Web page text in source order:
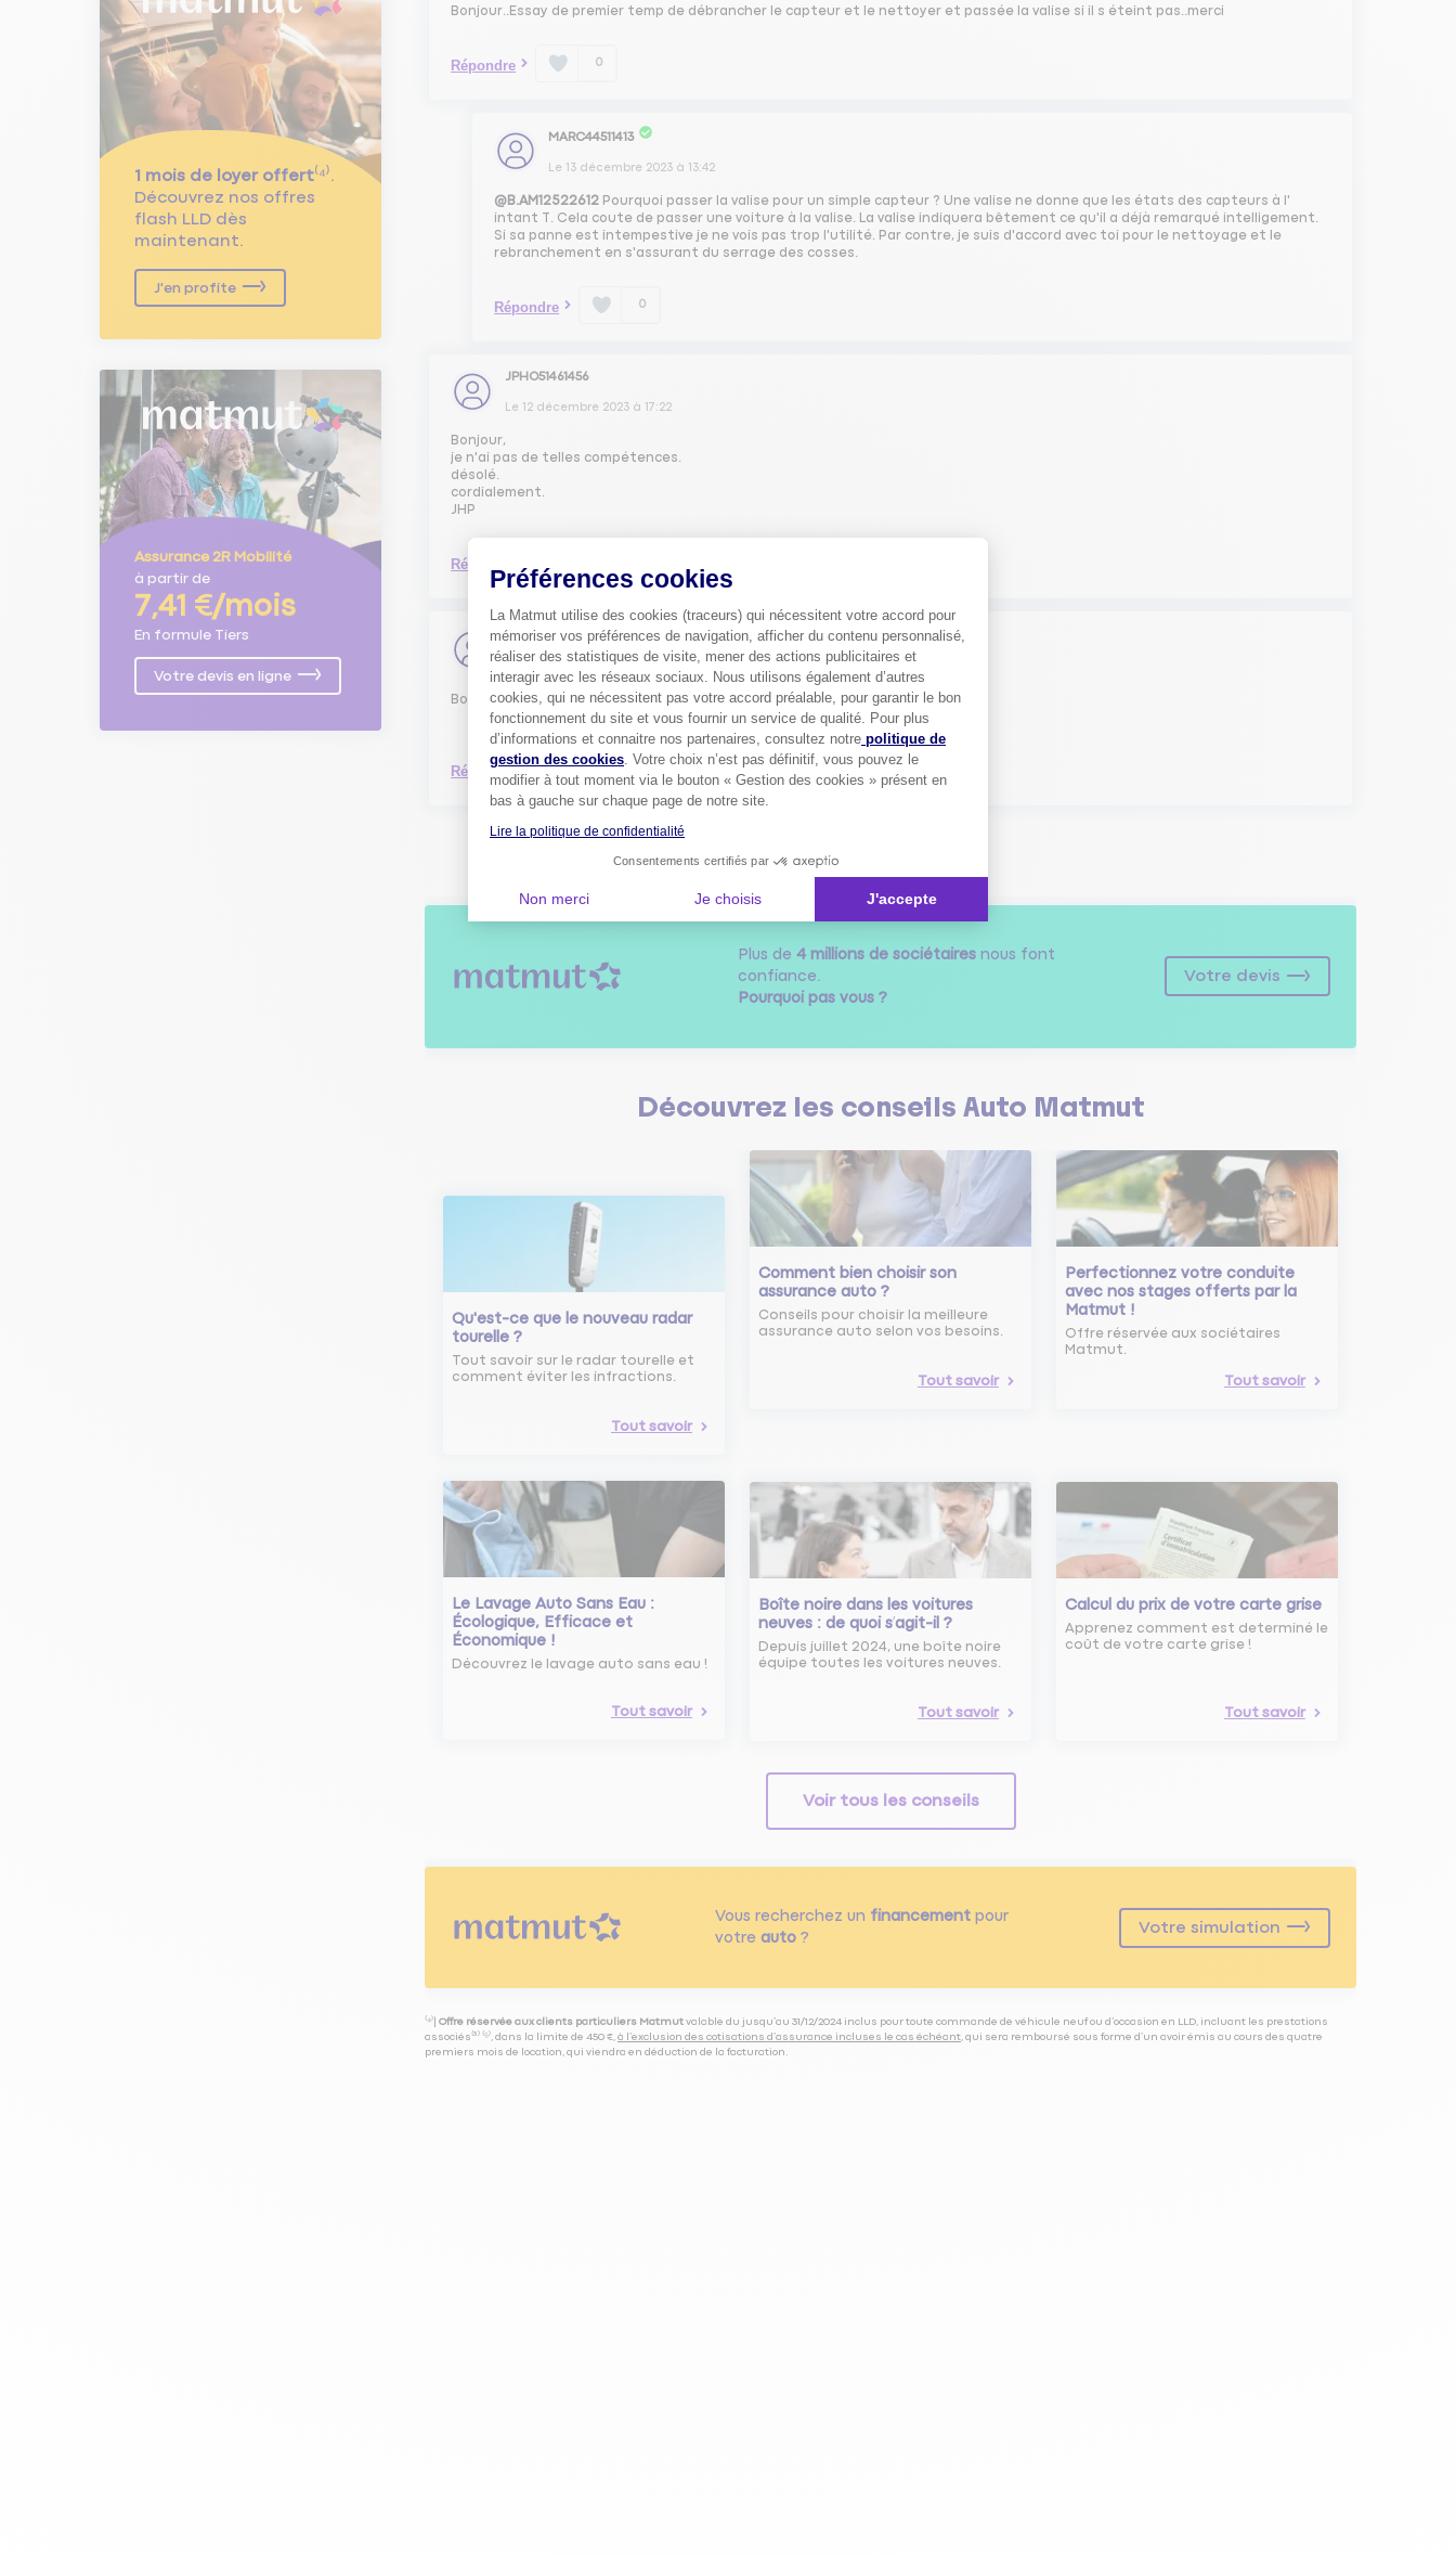
1 mois de loyer offert⁽⁴⁾.
Découvrez nos offres
flash LLD dès
maintenant.
J'en profite
Assurance 2R Mobilité
à partir de
7,41 €/mois
En formule Tiers
Votre devis en ligne
Bonjour..Essay de premier temp de débrancher le capteur et le nettoyer et passée la valise si il s éteint pas..merci
Répondre 0
MARC44511413
Le 13 décembre 2023 à 13:42
@B.AM12522612 Pourquoi passer la valise pour un simple capteur ? Une valise ne donne que les états des capteurs à l'
intant T. Cela coute de passer une voiture à la valise. La valise indiquera bêtement ce qu'il a déjà remarqué intelligement.
Si sa panne est intempestive je ne vois pas trop l'utilité. Par contre, je suis d'accord avec toi pour le nettoyage et le
rebranchement en s'assurant du serrage des cosses.
Répondre 0
JPHO51461456
Le 12 décembre 2023 à 17:22
Bonjour,
je n'ai pas de telles compétences.
désolé.
cordialement.
JHP
Répondre
BERN26643343
12 décembre 2023
Bonjour pas de réponse pour ce problème.
Répondre 0
Plus de 4 millions de sociétairesnous font
confiance.
Pourquoi pas vous ?
Votre devis
Découvrez les conseils Auto Matmut
Qu'est-ce que le nouveau radar
tourelle ?
Tout savoir sur le radar tourelle et
comment éviter les infractions.
Tout savoir
Comment bien choisir son
assurance auto ?
Conseils pour choisir la meilleure
assurance auto selon vos besoins.
Tout savoir
Perfectionnez votre conduite
avec nos stages offerts par la
Matmut !
Offre réservée aux sociétaires
Matmut.
Tout savoir
Le Lavage Auto Sans Eau :
Écologique, Efficace et
Économique !
Découvrez le lavage auto sans eau !
Tout savoir
Boîte noire dans les voitures
neuves : de quoi s’agit-il ?
Depuis juillet 2024, une boîte noire
équipe toutes les voitures neuves.
Tout savoir
Calcul du prix de votre carte grise
Apprenez comment est determiné le
coût de votre carte grise !
Tout savoir
Voir tous les conseils
Vous recherchez un financementpour
votre auto?
Votre simulation
⁽⁴⁾| Offre réservée aux clients particuliers Matmut valable du jusqu’au 31/12/2024 inclus pour toute commande de véhicule neuf ou d’occasion en LLD, incluant les prestations
associés⁽³⁾ ⁽⁵⁾, dans la limite de 450 €, à l’exclusion des cotisations d’assurance incluses le cas échéant, qui sera remboursé sous forme d’un avoir émis au cours des quatre
premiers mois de location, qui viendra en déduction de la facturation.
Préférences cookies
La Matmut utilise des cookies (traceurs) qui nécessitent votre accord pour
mémoriser vos préférences de navigation, afficher du contenu personnalisé,
réaliser des statistiques de visite, mener des actions publicitaires et
interagir avec les réseaux sociaux. Nous utilisons également d’autres
cookies, qui ne nécessitent pas votre accord préalable, pour garantir le bon
fonctionnement du site et vous fournir un service de qualité. Pour plus
d’informations et connaitre nos partenaires, consultez notre politique de
gestion des cookies . Votre choix n’est pas définitif, vous pouvez le
modifier à tout moment via le bouton « Gestion des cookies » présent en
bas à gauche sur chaque page de notre site.
Lire la politique de confidentialité
Consentements certifiés par
Non merci Je choisis J'accepte
Axeptio consent